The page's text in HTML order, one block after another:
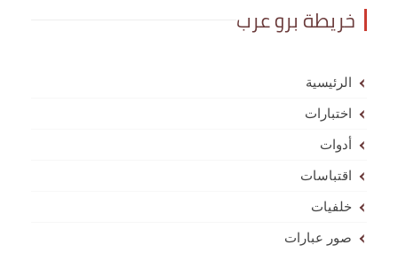
خريطة برو عرب
الرئيسية
اختبارات
أدوات
اقتباسات
خلفيات
صور عبارات